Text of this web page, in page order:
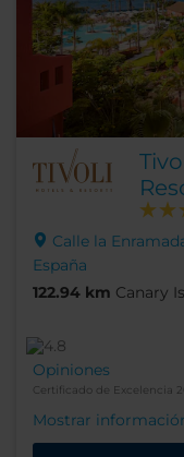
Calle la
España
122.94 km Canary
Opiniones
Certificado de Excelencia
Mostrar